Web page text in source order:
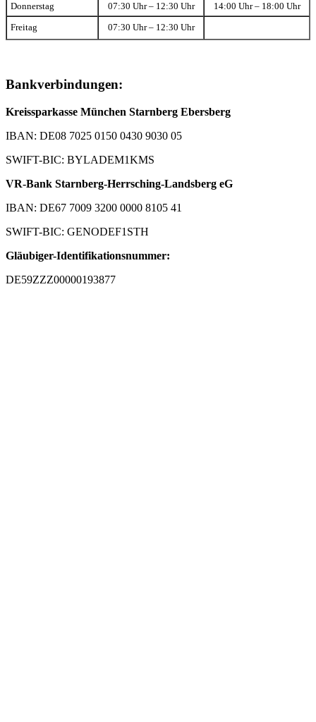
Donnerstag 07:30 Uhr – 12:30 Uhr 14:00 Uhr – 18:00 Uhr
Freitag 07:30 Uhr – 12:30 Uhr
Bankverbindungen:
Kreissparkasse München Starnberg Ebersberg
IBAN: DE08 7025 0150 0430 9030 05
SWIFT-BIC: BYLADEM1KMS
VR-Bank Starnberg-Herrsching-Landsberg eG
IBAN: DE67 7009 3200 0000 8105 41
SWIFT-BIC: GENODEF1STH
Gläubiger-Identifikationsnummer:
DE59ZZZ00000193877